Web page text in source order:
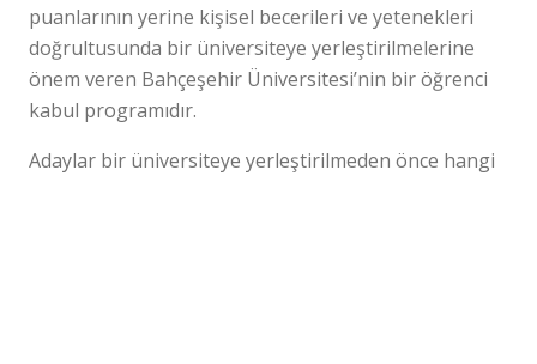
puanlarının yerine kişisel becerileri ve yetenekleri
doğrultusunda bir üniversiteye yerleştirilmelerine
önem veren Bahçeşehir Üniversitesi’nin bir öğrenci
kabul programıdır.
Adaylar bir üniversiteye yerleştirilmeden önce hangi